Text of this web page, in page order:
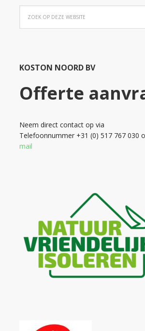
KOSTON NOORD BV
Offerte
Neem direct contact op via
Telefoonnummer +31 (0) 517 767 030
mail